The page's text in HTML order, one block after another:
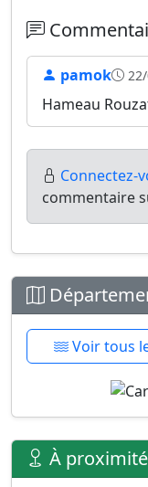
pamok
Hameau
Connectez-
commentaire
Voir tous
À proximité